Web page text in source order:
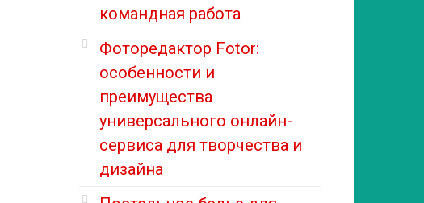
командная работа
Фоторедактор Fotor:
особенности и
преимущества
универсального онлайн-
сервиса для творчества и
дизайна